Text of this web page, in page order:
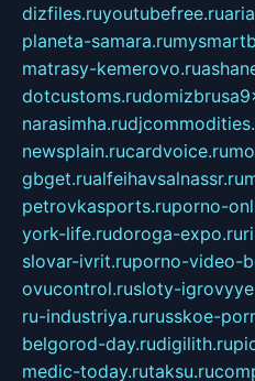
dizfiles.ruyoutubefree.ru
planeta-samara.ru
matrasy-kemerovo.ru
dotcustoms.ru
narasimha.ru
newsplain.rucardvoice.ru
gbget.rualfeihavsalnassr.ru
petrovkasports.ruporno-
york-life.rudoroga-expo.ru
slovar-ivrit.ruporno-video-
ovucontrol.rusloty-
ru-industriya.rurusskoe-
belgorod-day.rudigilith.ru
medic-today.rutaksu.ru